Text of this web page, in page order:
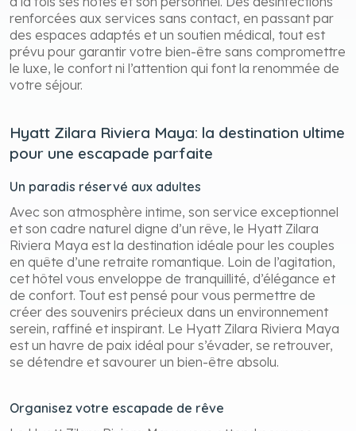
à la fois ses hôtes et son personnel. Des désinfections
renforcées aux services sans contact, en passant par
des espaces adaptés et un soutien médical, tout est
prévu pour garantir votre bien-être sans compromettre
le luxe, le confort ni l’attention qui font la renommée de
votre séjour.
Hyatt Zilara Riviera Maya: la destination ultime
pour une escapade parfaite
Un paradis réservé aux adultes
Avec son atmosphère intime, son service exceptionnel
et son cadre naturel digne d’un rêve, le Hyatt Zilara
Riviera Maya est la destination idéale pour les couples
en quête d’une retraite romantique. Loin de l’agitation,
cet hôtel vous enveloppe de tranquillité, d’élégance et
de confort. Tout est pensé pour vous permettre de
créer des souvenirs précieux dans un environnement
serein, raffiné et inspirant. Le Hyatt Zilara Riviera Maya
est un havre de paix idéal pour s’évader, se retrouver,
se détendre et savourer un bien-être absolu.
Organisez votre escapade de rêve